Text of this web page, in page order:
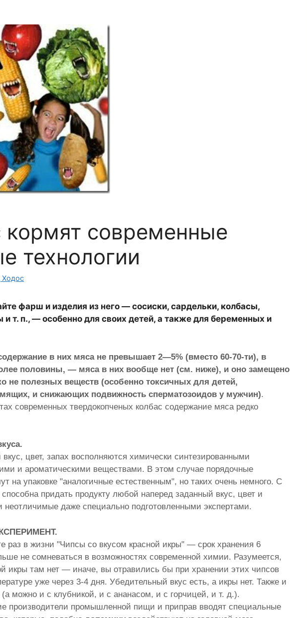
кормят современные
технологии
Ходос
фарш и изделия из него — сосиски, сардельки, колбасы,
и т. п., — особенно для своих детей, а также для беременных и
в них мяса не превышает 2—5% (вместо 60-70-ти), в
половины, — мяса в них вообще нет (см. ниже), и оно замещено
не полезных веществ (особенно токсичных для детей,
и снижающих подвижность сперматозоидов у мужчин).
современных твердокопченых колбас содержание мяса редко
цвет, запах восполняются химически синтезированными
и ароматическими веществами. В этом случае порядочные
на упаковке "аналогичные естественным", но таких очень немного. С
придать продукту любой наперед заданный вкус, цвет и
неотличимые даже специально подготовленными экспертами.
раз в жизни "Чипсы со вкусом красной икры" — срок хранения 6
не сомневаться в возможностях современной химии. Разумеется,
икры там нет — иначе, вы отравились бы при хранении этих чипсов
уже через 3-4 дня. Убедительный вкус есть, а икры нет. Также и
можно и с клубникой, и с ананасом, и с горчицей, и т. д.).
производители промышленной пищи и приправ вводят специальные